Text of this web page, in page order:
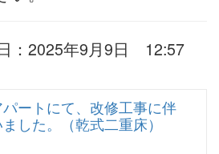
：2025年9月9日 12:57
ートにて、改修工事に伴
した。（乾式二重床）